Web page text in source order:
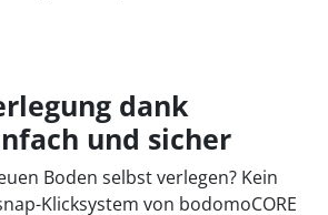
dank
und sicher
Boden selbst verlegen? Kein
Klicksystem von bodomoCORE